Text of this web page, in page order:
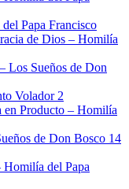
Papa Francisco
de Dios – Homilía
Los Sueños de Don
Volador 2
en Producto – Homilía
de Don Bosco 14
Homilía del Papa